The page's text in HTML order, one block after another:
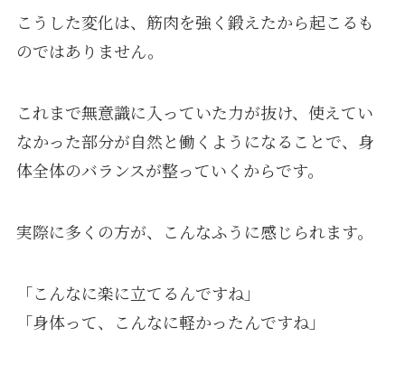
こうした変化は、筋肉を強く鍛えたから起こるも
のではありません。
これまで無意識に入っていた力が抜け、使えてい
なかった部分が自然と働くようになることで、身
体全体のバランスが整っていくからです。
実際に多くの方が、こんなふうに感じられます。
「こんなに楽に立てるんですね」
「身体って、こんなに軽かったんですね」